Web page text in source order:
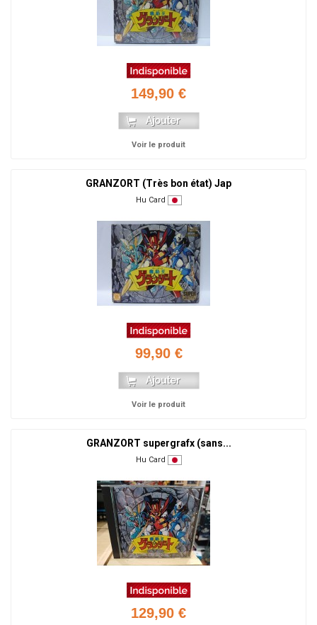
149,90 €
Voir le produit
GRANZORT (Très bon état) Jap
Hu Card
99,90 €
Voir le produit
GRANZORT supergrafx (sans...
Hu Card
129,90 €